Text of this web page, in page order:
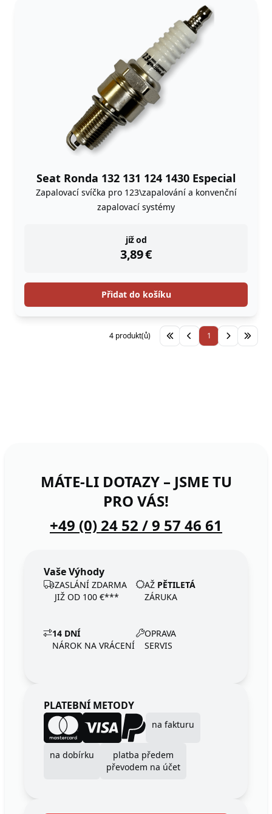
Seat Ronda 132 131 124 1430 Especial
Zapalovací svíčka pro 123\zapalování a konvenční
zapalovací systémy
již od
3,89€
instock
Přidat do košíku
1
4 produkt(ů)
MÁTE-LI DOTAZY – JSME TU
PRO VÁS!
+49 (0) 24 52 / 9 57 46 61
Vaše Výhody
ZASLÁNÍ ZDARMA
JIŽ OD 100 €***
AŽ PĚTILETÁ
ZÁRUKA
14 DNÍ
NÁROK NA VRÁCENÍ
OPRAVA
SERVIS
PLATEBNÍ METODY
na fakturu
na dobírku
platba předem
převodem na účet